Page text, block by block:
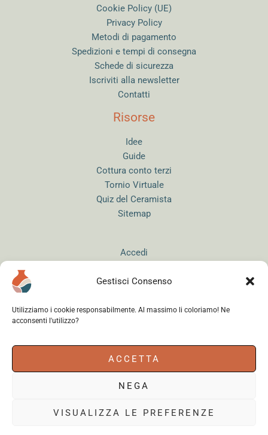
Gestisci Consenso
Utilizziamo i cookie responsabilmente. Al massimo li coloriamo! Ne
acconsenti l'utilizzo?
ACCETTA
NEGA
VISUALIZZA LE PREFERENZE
Cookie Policy (UE)
Privacy Policy
Metodi di pagamento
Spedizioni e tempi di consegna
Schede di sicurezza
Iscriviti alla newsletter
Contatti
Risorse
Idee
Guide
Cottura conto terzi
Tornio Virtuale
Quiz del Ceramista
Sitemap
Accedi
18179961000 - Copyright © 2026